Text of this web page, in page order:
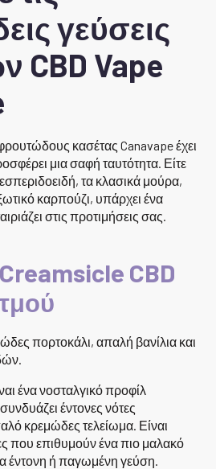
γεύσεις
CBD Vape
κασέτας Canavape έχει
μια σαφή ταυτότητα. Είτε
τα κλασικά μούρα,
καρπούζι, υπάρχει ένα
στις προτιμήσεις σας.
CBD
πορτοκάλι, απαλή βανίλια και
ένα νοσταλγικό προφίλ
έντονες νότες
κρεμώδες τελείωμα. Είναι
που επιθυμούν ένα πιο μαλακό
έντονη ή παγωμένη γεύση.